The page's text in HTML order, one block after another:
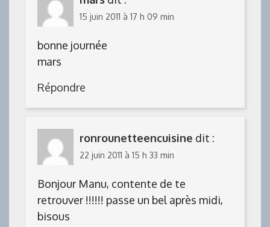
15 juin 2011 à 17 h 09 min
bonne journée
mars
Répondre
ronrounetteencuisine dit :
22 juin 2011 à 15 h 33 min
Bonjour Manu, contente de te
retrouver !!!!!! passe un bel après midi,
bisous